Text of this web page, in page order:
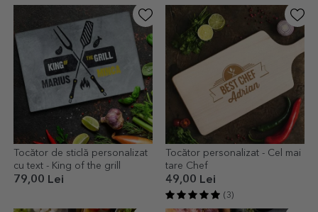
Tocător de sticlă personalizat
cu text - King of the grill
79,00 Lei
Tocător personalizat - Cel mai
tare Chef
49,00 Lei
(3)